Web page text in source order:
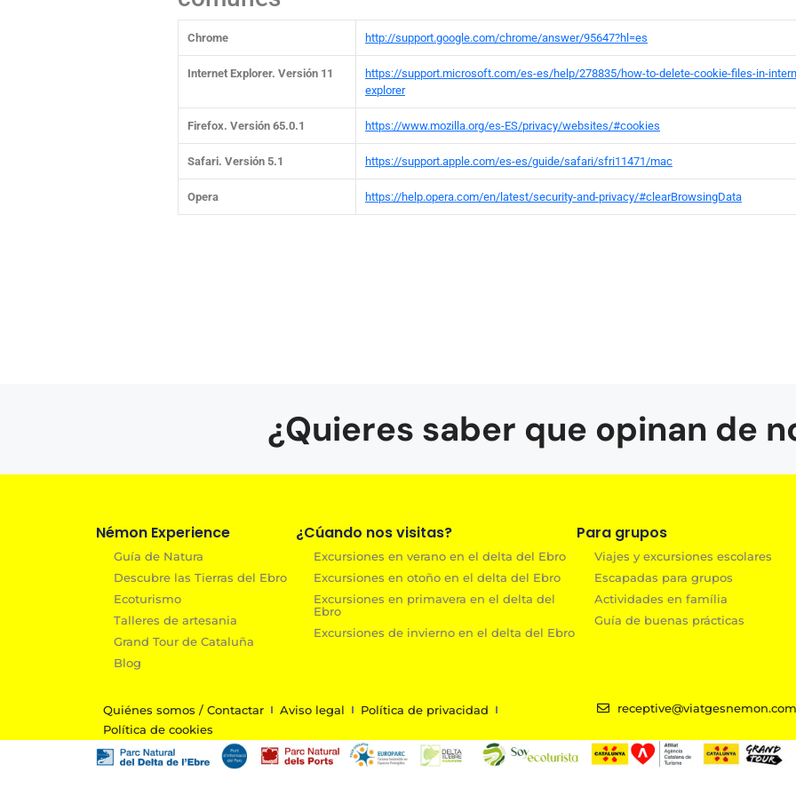
Chrome http://support.google.com/chrome/answer/95647?hl=es
Internet Explorer. Versión 11
https://support.microsoft.com/es-es/help/278835/how-to-delete-cookie-files-in-
explorer
Firefox. Versión 65.0.1 https://www.mozilla.org/es-ES/privacy/websites/#cookies
Safari. Versión 5.1 https://support.apple.com/es-es/guide/safari/sfri11471/mac
Opera https://help.opera.com/en/latest/security-and-privacy/#clearBrowsingData
¿Quieres saber que opinan de
Némon Experience
Guía de Natura
Descubre las Tierras del Ebro
Ecoturismo
Talleres de artesania
Grand Tour de Cataluña
Blog
¿Cúando nos visitas?
Excursiones en verano en el delta del Ebro
Excursiones en otoño en el delta del Ebro
Excursiones en primavera en el delta del
Ebro
Excursiones de invierno en el delta del Ebro
Para grupos
Viajes y excursiones escolares
Escapadas para grupos
Actividades en família
Guía de buenas prácticas
Quiénes somos / Contactar Aviso legal
Política de privacidad
Política de cookies
receptive@viatgesnemon.com